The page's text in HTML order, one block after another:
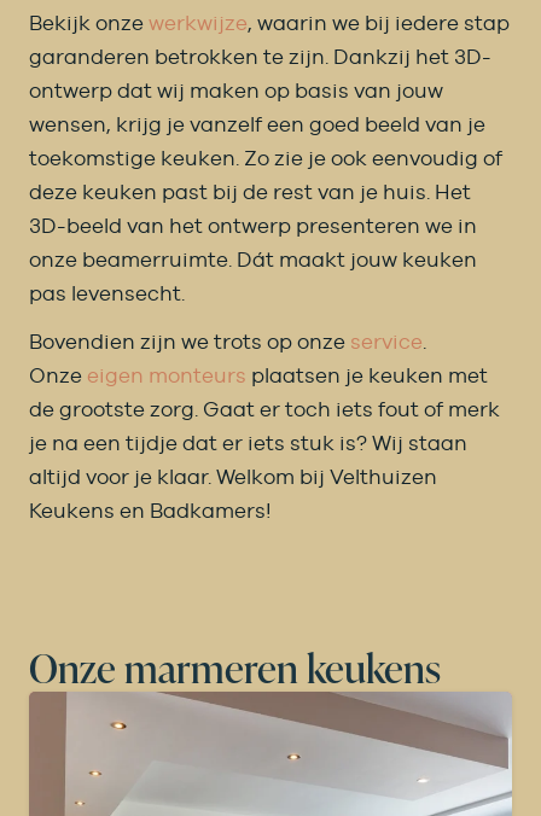
Bekijk onze werkwijze, waarin we bij iedere stap
garanderen betrokken te zijn. Dankzij het 3D-
ontwerp dat wij maken op basis van jouw
wensen, krijg je vanzelf een goed beeld van je
toekomstige keuken. Zo zie je ook eenvoudig of
deze keuken past bij de rest van je huis. Het
3D-beeld van het ontwerp presenteren we in
onze beamerruimte. Dát maakt jouw keuken
pas levensecht.
Bovendien zijn we trots op onze service
Onze eigen monteurs plaatsen je keuken met
de grootste zorg. Gaat er toch iets fout of merk
je na een tijdje dat er iets stuk is? Wij staan
altijd voor je klaar. Welkom bij Velthuizen
Keukens en Badkamers!
Onze marmeren keukens